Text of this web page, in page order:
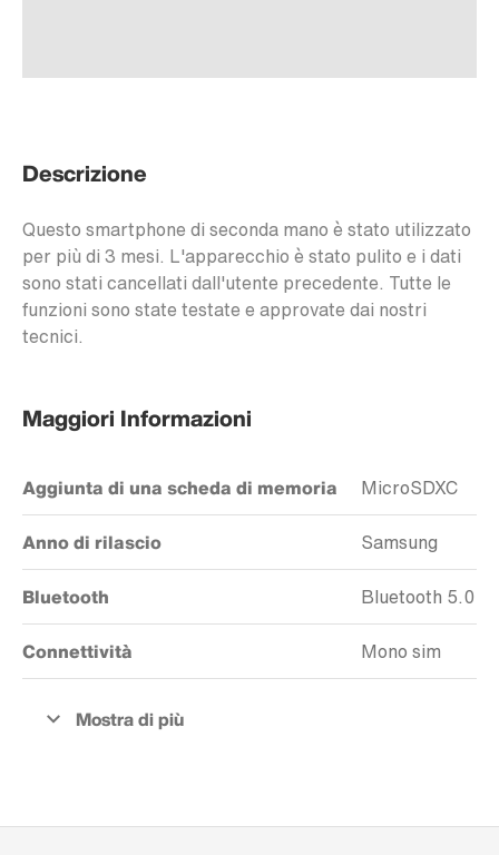
Descrizione
Questo smartphone di seconda mano è stato utilizzato
per più di 3 mesi. L'apparecchio è stato pulito e i dati
sono stati cancellati dall'utente precedente. Tutte le
funzioni sono state testate e approvate dai nostri
tecnici.
Maggiori Informazioni
Aggiunta di una scheda di memoria MicroSDXC
Anno di rilascio Samsung
Bluetooth Bluetooth 5.0
Connettività Mono sim